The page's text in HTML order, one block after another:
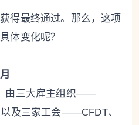
得最终通过。那么，这项
体变化呢？
由三大雇主组织——
及三家工会——CFDT、